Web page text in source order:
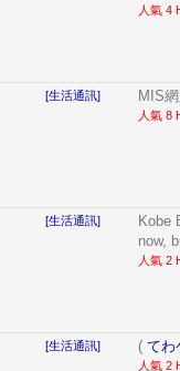
人氣 4
[生活通訊] MIS
人氣 8
[生活通訊]
Kobe
now,
人氣 2
[生活通訊] ( てわ
人氣 2